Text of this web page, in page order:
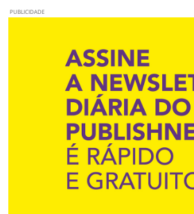
PUBLICIDADE